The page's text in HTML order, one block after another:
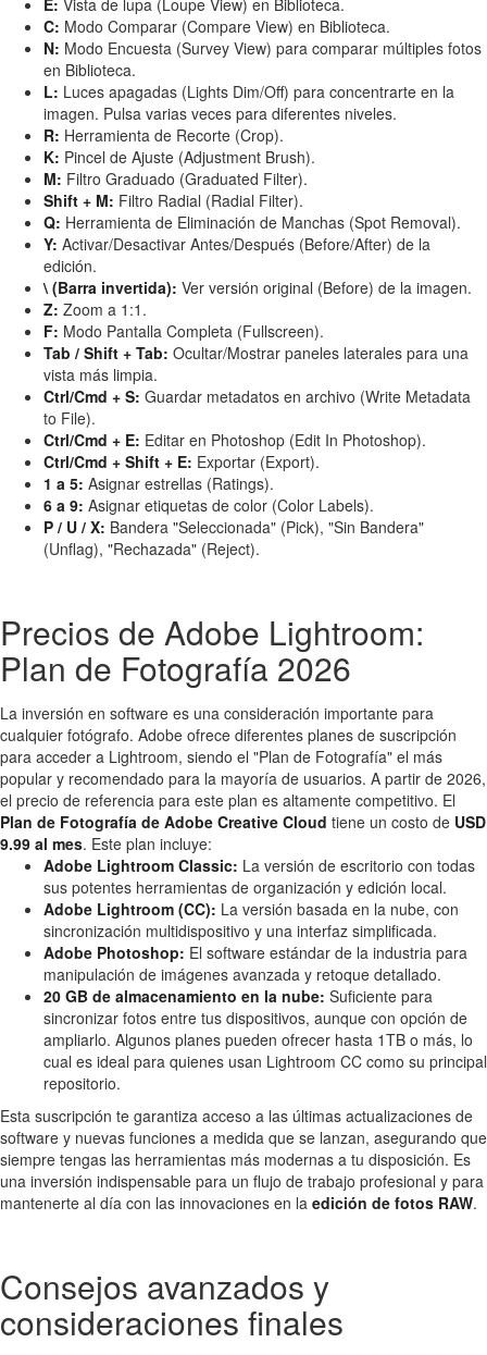
E: Vista de lupa (Loupe View) en Biblioteca.
C: Modo Comparar (Compare View) en Biblioteca.
N: Modo Encuesta (Survey View) para comparar múltiples fotos
en Biblioteca.
L: Luces apagadas (Lights Dim/Off) para concentrarte en la
imagen. Pulsa varias veces para diferentes niveles.
R: Herramienta de Recorte (Crop).
K: Pincel de Ajuste (Adjustment Brush).
M: Filtro Graduado (Graduated Filter).
Shift + M: Filtro Radial (Radial Filter).
Q: Herramienta de Eliminación de Manchas (Spot Removal).
Y: Activar/Desactivar Antes/Después (Before/After) de la
edición.
\ (Barra invertida): Ver versión original (Before) de la imagen.
Z: Zoom a 1:1.
F: Modo Pantalla Completa (Fullscreen).
Tab / Shift + Tab: Ocultar/Mostrar paneles laterales para una
vista más limpia.
Ctrl/Cmd + S: Guardar metadatos en archivo (Write Metadata
to File).
Ctrl/Cmd + E: Editar en Photoshop (Edit In Photoshop).
Ctrl/Cmd + Shift + E: Exportar (Export).
1 a 5: Asignar estrellas (Ratings).
6 a 9: Asignar etiquetas de color (Color Labels).
P / U / X: Bandera "Seleccionada" (Pick), "Sin Bandera"
(Unflag), "Rechazada" (Reject).
Precios de Adobe Lightroom:
Plan de Fotografía 2026
La inversión en software es una consideración importante para
cualquier fotógrafo. Adobe ofrece diferentes planes de suscripción
para acceder a Lightroom, siendo el "Plan de Fotografía" el más
popular y recomendado para la mayoría de usuarios. A partir de 2026,
el precio de referencia para este plan es altamente competitivo. El
Plan de Fotografía de Adobe Creative Cloud tiene un costo de USD
9.99 al mes. Este plan incluye:
Adobe Lightroom Classic: La versión de escritorio con todas
sus potentes herramientas de organización y edición local.
Adobe Lightroom (CC): La versión basada en la nube, con
sincronización multidispositivo y una interfaz simplificada.
Adobe Photoshop: El software estándar de la industria para
manipulación de imágenes avanzada y retoque detallado.
20 GB de almacenamiento en la nube: Suficiente para
sincronizar fotos entre tus dispositivos, aunque con opción de
ampliarlo. Algunos planes pueden ofrecer hasta 1TB o más, lo
cual es ideal para quienes usan Lightroom CC como su principal
repositorio.
Esta suscripción te garantiza acceso a las últimas actualizaciones de
software y nuevas funciones a medida que se lanzan, asegurando que
siempre tengas las herramientas más modernas a tu disposición. Es
una inversión indispensable para un flujo de trabajo profesional y para
mantenerte al día con las innovaciones en la edición de fotos RAW.
Consejos avanzados y
consideraciones finales